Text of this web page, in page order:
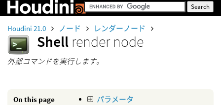
Houdini 21.0 ノード レンダーノード
Shell render node
外部コマンドを実行します。
On this page
パラメータ